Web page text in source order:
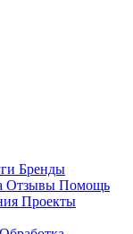
Бренды
Отзывы Помощь
Проекты